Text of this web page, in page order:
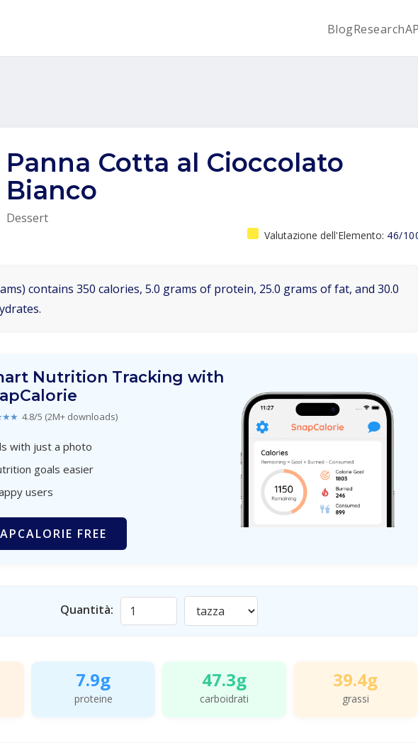
BlogResearch
Panna Cotta al Cioccolato
Bianco
Dessert
Valutazione dell'Elemento: 46/
contains 350 calories, 5.0 grams of protein, 25.0 grams of fat, and 30.0
Nutrition Tracking with
4.8/5 (2M+ downloads)
with just a photo
goals easier
users
FREE
Quantità:
7.9g
proteine
47.3g
carboidrati
39.4g
grassi